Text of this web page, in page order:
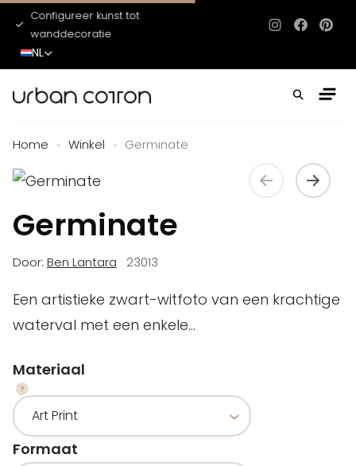
Configureer kunst tot
wanddecoratie
Het hele jaar door
Instagram
NL
Home » Winkel » Germinate
Germinate
Door: Ben Lantara 23013
Een artistieke zwart-witfoto van een krachtige
waterval met een enkele...
Materiaal
Formaat